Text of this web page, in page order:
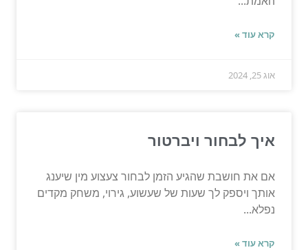
קרא עוד »
אוג 25, 2024
איך לבחור ויברטור
אם את חושבת שהגיע הזמן לבחור צעצוע מין שיענג
אותך ויספק לך שעות של שעשוע, גירוי, משחק מקדים
נפלא...
קרא עוד »